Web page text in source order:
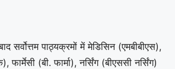
सर्वोत्तम पाठ्यक्रमों में मेडिसिन (एमबीबीएस),
फार्मेसी (बी. फार्मा), नर्सिंग (बीएससी नर्सिंग)